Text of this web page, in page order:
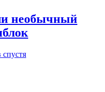
необычный
спустя